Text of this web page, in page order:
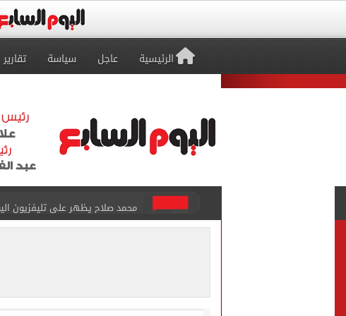
الرئيسية عاجل سياسة تقارير
محمد صلاح يظهر على تليفزيون
أسعار الذهب في مصر تتراجع.. وعيار 21 يسجل هذا
محمد هنيدي فى رسالة مؤثرة بعد